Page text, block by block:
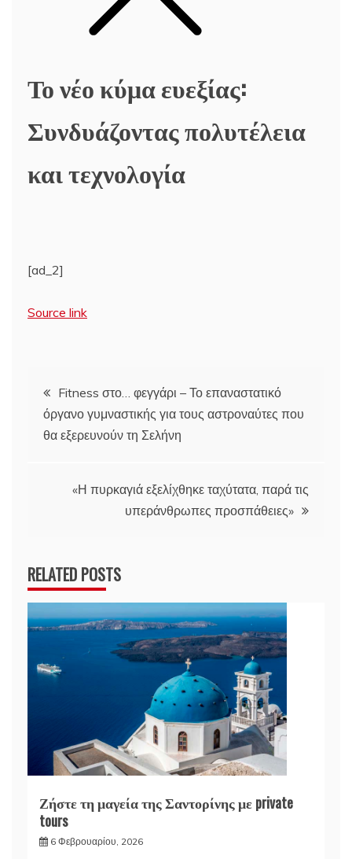
Το νέο κύμα ευεξίας:
Συνδυάζοντας πολυτέλεια
και τεχνολογία
[ad_2]
Source link
Πλοήγηση
άρθρων
Fitness στο… φεγγάρι – Το επαναστατικό
όργανο γυμναστικής για τους αστροναύτες που
θα εξερευνούν τη Σελήνη
«Η πυρκαγιά εξελίχθηκε ταχύτατα, παρά τις
υπεράνθρωπες προσπάθειες»
RELATED POSTS
Ζήστε τη μαγεία της Σαντορίνης με private
tours
6 Φεβρουαρίου, 2026